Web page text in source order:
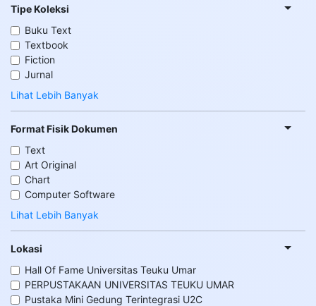
Tipe Koleksi
Buku Text
Textbook
Fiction
Jurnal
Lihat Lebih Banyak
Format Fisik Dokumen
Text
Art Original
Chart
Computer Software
Lihat Lebih Banyak
Lokasi
Hall Of Fame Universitas Teuku Umar
PERPUSTAKAAN UNIVERSITAS TEUKU UMAR
Pustaka Mini Gedung Terintegrasi U2C